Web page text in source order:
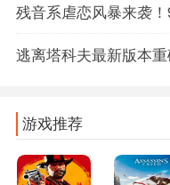
残音系虐恋风暴来袭！9月17日全网首发，百度百科
逃离塔科夫最新版本重磅更新！AI智商大
游戏推荐